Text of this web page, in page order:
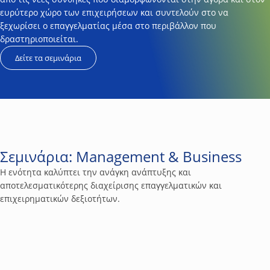
ευρύτερο χώρο των επιχειρήσεων και συντελούν στο να
ξεχωρίσει ο επαγγελματίας μέσα στο περιβάλλον που
δραστηριοποιείται.
Δείτε τα σεμινάρια
Management & Business
Η ενότητα καλύπτει την ανάγκη ανάπτυξης και
αποτελεσματικότερης διαχείρισης επαγγελματικών και
επιχειρηματικών δεξιοτήτων.